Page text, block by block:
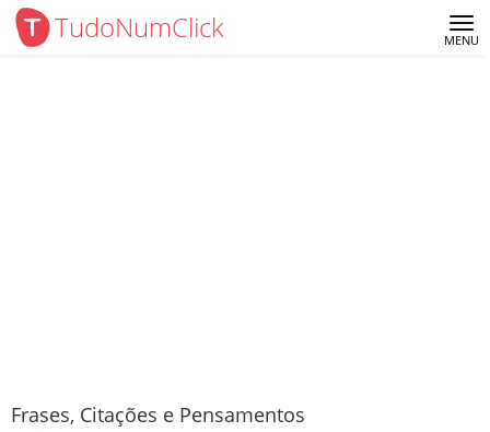
TudoNumClick MENU
Frases, Citações e Pensamentos